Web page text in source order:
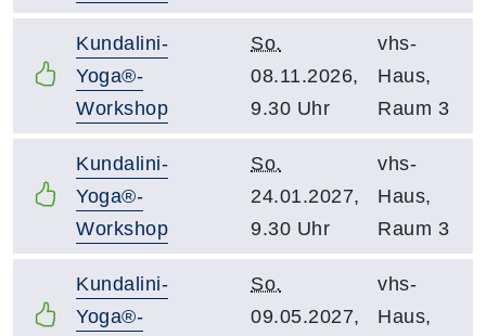
Kundalini-
Yoga®-
Workshop
So.
08.11.2026,
9.30 Uhr
vhs-
Haus,
Raum 3
Kundalini-
Yoga®-
Workshop
So.
24.01.2027,
9.30 Uhr
vhs-
Haus,
Raum 3
Kundalini-
Yoga®-
So.
09.05.2027,
vhs-
Haus,